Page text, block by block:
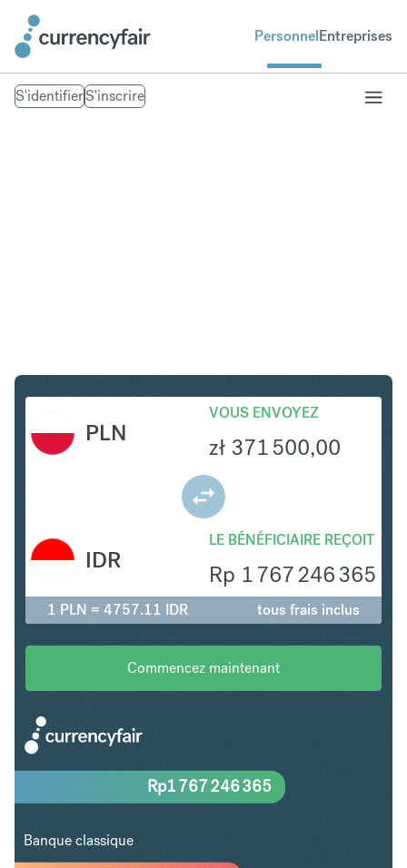
PersonnelEntreprises
S'identifierS'inscrire
PLN
VOUS ENVOYEZ
zł 371 500,00
LE BÉNÉFICIAIRE REÇOIT
Rp 1 767 246 365
IDR
1 PLN = 4757.11 IDR tous frais inclus
Commencez maintenant
Rp1 767 246 365
Banque classique